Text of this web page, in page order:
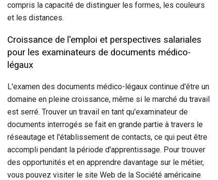
compris la capacité de distinguer les formes, les couleurs
et les distances.
Croissance de l'emploi et perspectives salariales
pour les examinateurs de documents médico-
légaux
L'examen des documents médico-légaux continue d'être un
domaine en pleine croissance, même si le marché du travail
est serré. Trouver un travail en tant qu'examinateur de
documents interrogés se fait en grande partie à travers le
réseautage et l'établissement de contacts, ce qui peut être
accompli pendant la période d'apprentissage. Pour trouver
des opportunités et en apprendre davantage sur le métier,
vous pouvez visiter le site Web de la Société américaine